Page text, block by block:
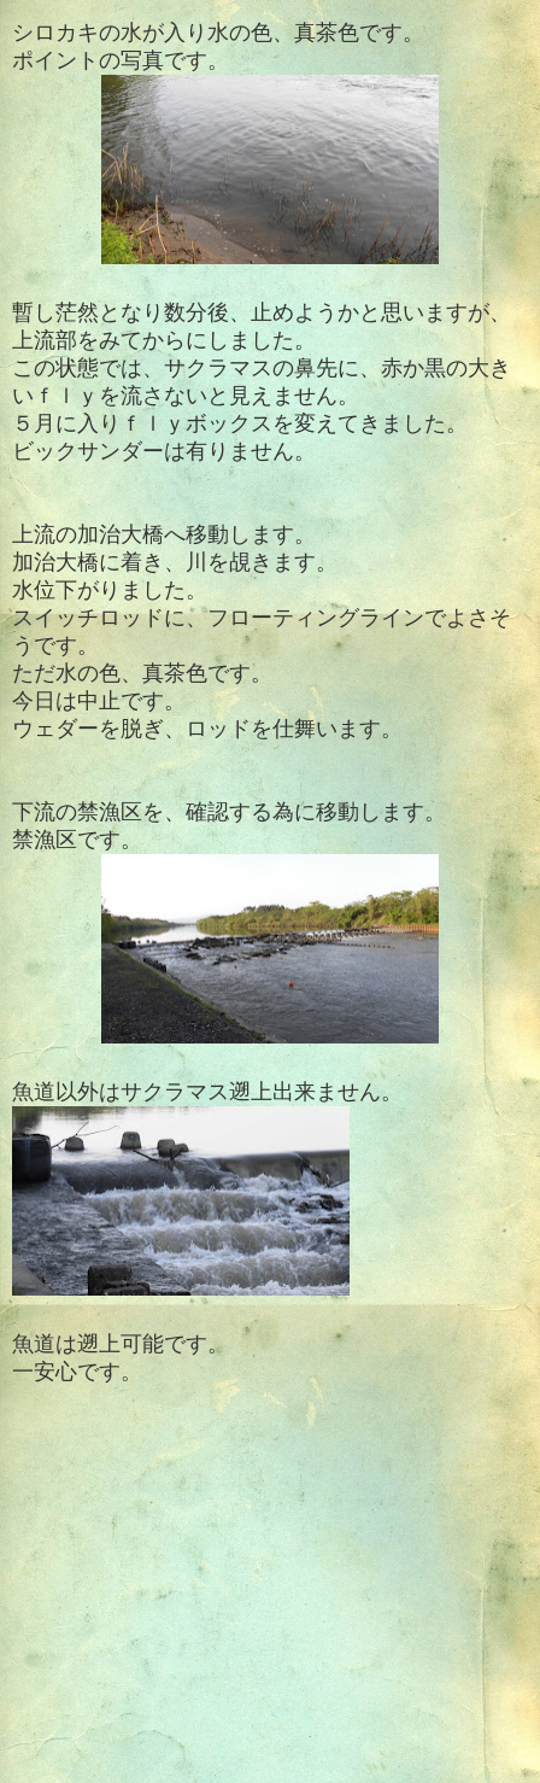
シロカキの水が入り水の色、真茶色です。
ポイントの写真です。
暫し茫然となり数分後、止めようかと思いますが、
上流部をみてからにしました。
この状態では、サクラマスの鼻先に、赤か黒の大き
いｆｌｙを流さないと見えません。
５月に入りｆｌｙボックスを変えてきました。
ビックサンダーは有りません。
上流の加治大橋へ移動します。
加治大橋に着き、川を覘きます。
水位下がりました。
スイッチロッドに、フローティングラインでよさそ
うです。
ただ水の色、真茶色です。
今日は中止です。
ウェダーを脱ぎ、ロッドを仕舞います。
下流の禁漁区を、確認する為に移動します。
禁漁区です。
魚道以外はサクラマス遡上出来ません。
魚道は遡上可能です。
一安心です。